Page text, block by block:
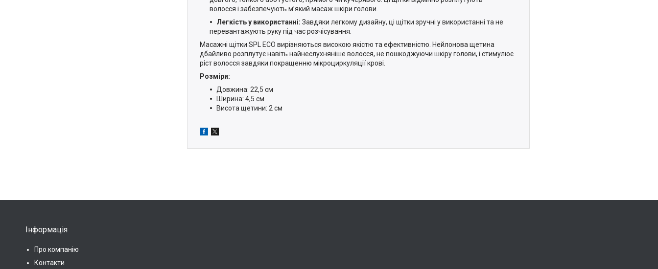
волосся і забезпечують м’який масаж шкіри голови.
Легкість у використанні: Завдяки легкому дизайну, ці щітки зручні у використанні та не
перевантажують руку під час розчісування.
Масажні щітки SPL ECO вирізняються високою якістю та ефективністю. Нейлонова щетина
дбайливо розплутує навіть найнеслухняніше волосся, не пошкоджуючи шкіру голови, і стимулює
ріст волосся завдяки покращенню мікроциркуляції крові.
Розміри:
Довжина: 22,5 см
Ширина: 4,5 см
Висота щетини: 2 см
Інформація
Про компанію
Контакти